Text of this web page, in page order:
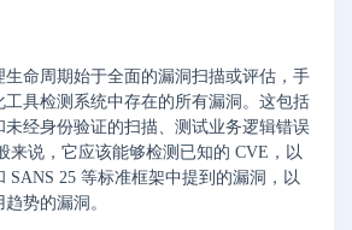
命周期始于全面的漏洞扫描或评估，手
具检测系统中存在的所有漏洞。这包括
经身份验证的扫描、测试业务逻辑错误
来说，它应该能够检测已知的 CVE，以
SANS 25 等标准框架中提到的漏洞，以
势的漏洞。